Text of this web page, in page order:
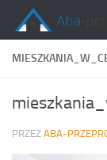
Skip to content
PRZEZ ABA-